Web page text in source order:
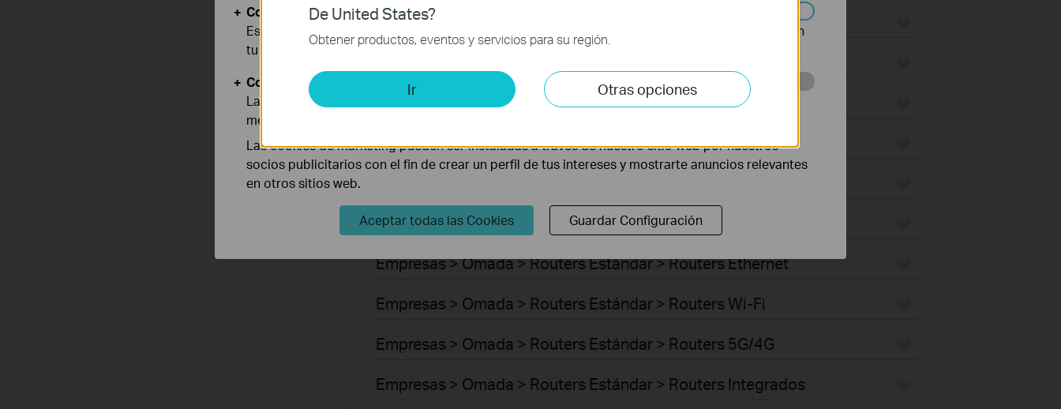
Empresas > Omada > Puntos de Acceso > GPON
Empresas > Omada > Switches > Aggregation
Empresas > Omada > Switches > Access Max
Empresas > Omada > Switches > Access Pro
Empresas > Omada > Routers Estándar > Routers Ethernet
Empresas > Omada > Routers Estándar > Routers Wi-Fi
Empresas > Omada > Routers Estándar > Routers 5G/4G
Empresas > Omada > Routers Estándar > Routers Integrados
De United States?
Obtener productos, eventos y servicios para su región.
Ir Otras opciones
Cookies Básicas
Estas cookies son necesarias para el funcionamiento del sitio web y no pueden desactivarse en
tu sistema.
Cookies de Análisis y de Marketing
Las cookies de análisis nos permiten analizar tus actividades en nuestro sitio web con el fin de
mejorar y adaptar la funcionalidad del mismo.
Las cookies de marketing pueden ser instaladas a través de nuestro sitio web por nuestros
socios publicitarios con el fin de crear un perfil de tus intereses y mostrarte anuncios relevantes
en otros sitios web.
Aceptar todas las Cookies Guardar Configuración